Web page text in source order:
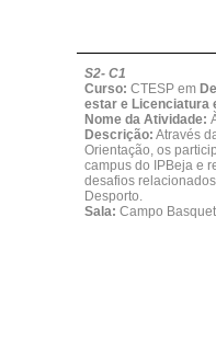
S2- C1
Curso:CTESP em
estar e Licenciatura
Nome da Atividade:
Descrição: Através
Orientação, os
campus do IPBeja e
desafios
Desporto.
Sala:Campo